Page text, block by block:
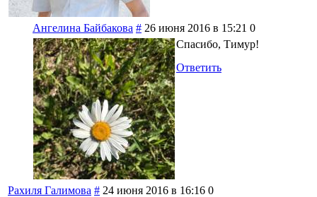
Ангелина Байбакова # 26 июня 2016 в 15:21 0
Спасибо, Тимур!
Ответить
Рахиля Галимова # 24 июня 2016 в 16:16 0